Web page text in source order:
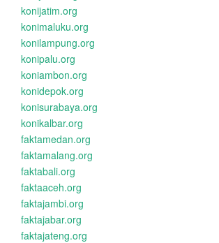
konijatim.org
konimaluku.org
konilampung.org
konipalu.org
koniambon.org
konidepok.org
konisurabaya.org
konikalbar.org
faktamedan.org
faktamalang.org
faktabali.org
faktaaceh.org
faktajambi.org
faktajabar.org
faktajateng.org